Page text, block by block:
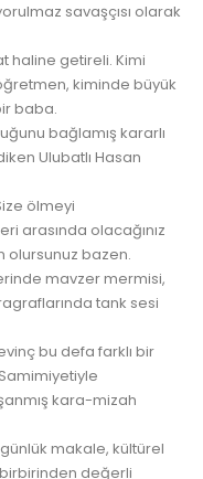
savaşçısı olarak
haline getireli. Kimi
kiminde büyük
baba.
bağlamış kararlı
Ulubatlı Hasan
ölmeyi
arasında olacağınız
olursunuz bazen.
mavzer mermisi,
tank sesi
bu defa farklı bir
kara-mizah
makale, kültürel
değerli